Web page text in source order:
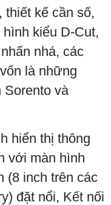
thiết kế cần số,
kiểu D-Cut,
nhá, các
là những
Sorento và
hiển thị thông
với màn hình
(8 inch trên các
đặt nổi, Kết nối